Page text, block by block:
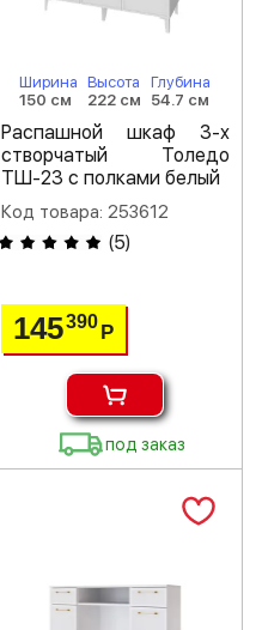
Ширина
150 см
Высота
222 см
Глубина
54.7 см
Распашной шкаф 3-х
створчатый Толедо
ТШ-23 с полками белый
Код товара: 253612
(5)
145390 Р
под заказ